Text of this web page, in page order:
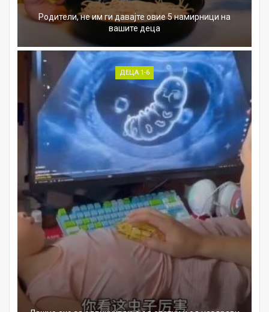
Родители, не им ги давајте овие 5 намирници на
вашите деца
ДЕЦА 1-6